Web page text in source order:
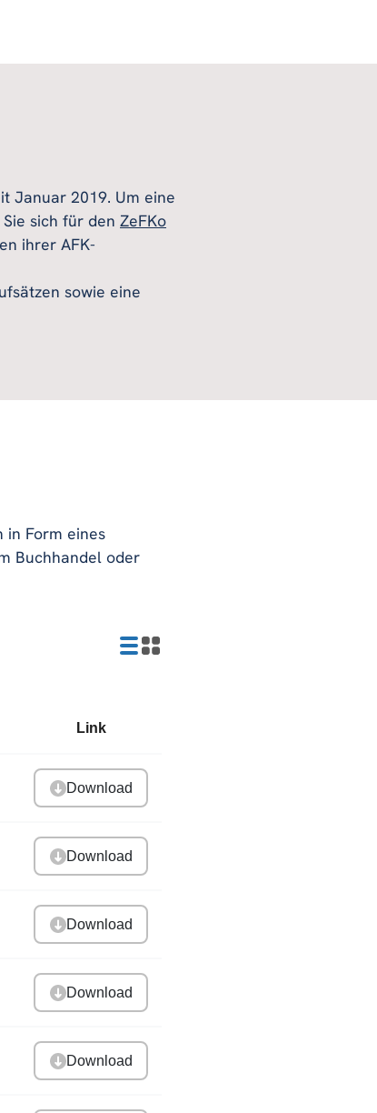
Januar 2019. Um eine
sich für den ZeFKo
ihrer AFK-
sowie eine
in Form eines
Buchhandel oder
Link
Download
Download
Download
Download
Download